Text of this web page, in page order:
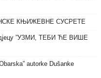
КЊИЖЕВНЕ СУСРЕТЕ
дјецу ”УЗМИ, ТЕБИ ЋЕ ВИШЕ
autorke Dušanke